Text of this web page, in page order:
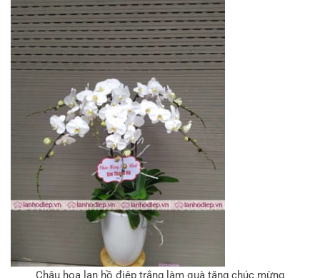
Chậu hoa lan hồ điệp trắng làm quà tặng chúc mừng